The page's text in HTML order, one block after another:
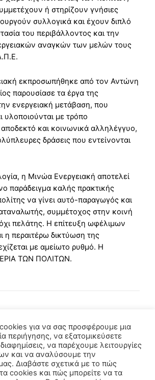
ή στηρίζουν γνήσιες
συλλογικά και έχουν διπλό
του περιβάλλοντος και την
αναγκών των μελών τους
εκπροσωπήθηκε από τον Αντώνη
παρουσίασε τα έργα της
ενεργειακή μετάβαση, που
υλοποιούνται με τρόπο
και κοινωνικά αλληλέγγυο,
δράσεις που εντείνονται
η Μινώα Ενεργειακή αποτελεί
παράδειγμα καλής πρακτικής
να γίνει αυτό-παραγωγός και
συμμέτοχος στην κοινή
πελάτης. Η επίτευξη ωφέλιμων
η περαιτέρω δικτύωση της
με αμείωτο ρυθμό. Η
ΤΩΝ ΠΟΛΙΤΩΝ.
για να σας προσφέρουμε μια
περιήγησης, να εξατομικεύσετε
να παρέχουμε λειτουργίες
και να αναλύσουμε την
Διαβάστε σχετικά με το πώς
cookies και πώς μπορείτε να τα